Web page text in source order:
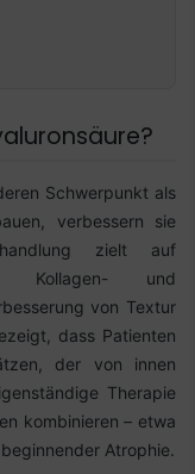
Schwerpunkt als
verbessern sie
zielt auf
Kollagen- und
von Textur
dass Patienten
der von innen
Therapie
kombinieren – etwa
Atrophie.